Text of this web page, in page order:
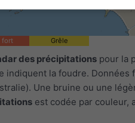
fort Grêle
des précipitations pour la
indiquent la foudre. Données
Une bruine ou une
est codée par couleur,